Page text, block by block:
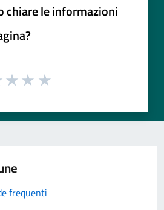
chiare le informazioni
frequenti